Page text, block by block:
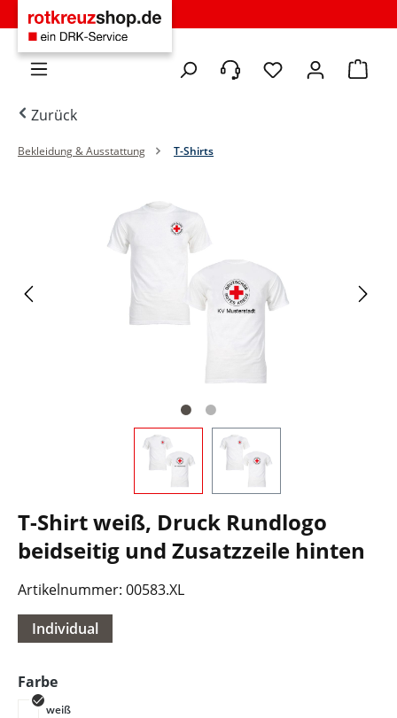
Zum Hauptinhalt springen
Du hast 0
Zurück
Bekleidung & Ausstattung T-Shirts
Bildergalerie überspringen
T-Shirt weiß, Druck Rundlogo
beidseitig und Zusatzzeile hinten
Artikelnummer: 00583.XL
Individual
Farbeauswählen
weiß